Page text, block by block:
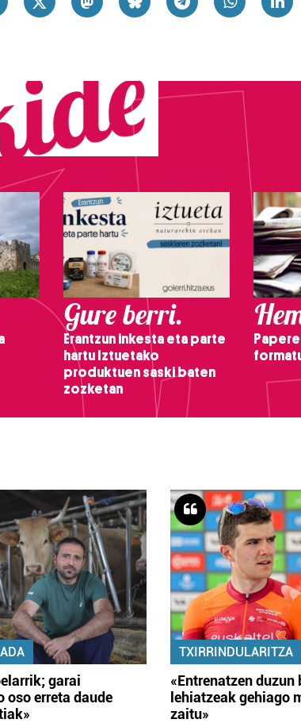
Gure berri.
Erantzun inkesta eta parte
hartu Iztuetako
produktuen saski baten
zozketan
garai
oso erreta daude
TXIRRINDULARITZA
«Entrenatzen duzun
lehiatzeak gehiago
zaitu»